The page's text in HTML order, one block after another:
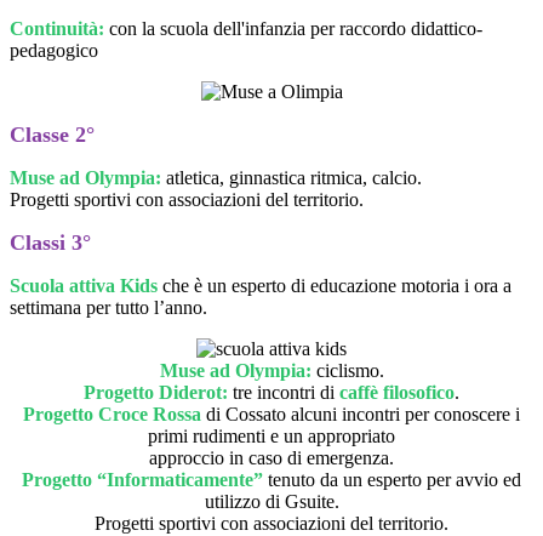
Continuità: con la scuola dell'infanzia per raccordo didattico-
pedagogico
Classe 2°
Muse ad Olympia: atletica, ginnastica ritmica, calcio.
Progetti sportivi con associazioni del territorio.
Classi 3°
Scuola attiva Kids che è un esperto di educazione motoria i ora a
settimana per tutto l’anno.
Muse ad Olympia: ciclismo.
Progetto Diderot: tre incontri di caffè filosofico.
Progetto Croce Rossa di Cossato alcuni incontri per conoscere i
primi rudimenti e un appropriato
approccio in caso di emergenza.
Progetto “Informaticamente” tenuto da un esperto per avvio ed
utilizzo di Gsuite.
Progetti sportivi con associazioni del territorio.